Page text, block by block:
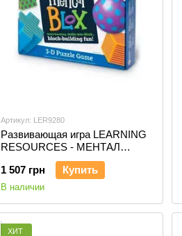
Артикул: LER9280
Развивающая игра LEARNING
RESOURCES - МЕНТАЛ
1 507 грн
Купить
В наличии
ХИТ